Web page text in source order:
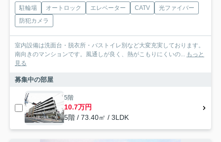
駐輪場 オートロック エレベーター CATV
光ファイバー
防犯カメラ
室内設備は洗面台・脱衣所・バストイレ別など大変充実しております。
南向きのマンションです。風通しが良く、熱がこもりにくいの... もっと
見る
募集中の部屋
5階
10.7万円
5階 / 73.40㎡ / 3LDK